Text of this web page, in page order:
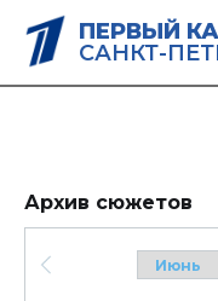
ПЕРВЫЙ
САНКТ-
Архив сюжетов